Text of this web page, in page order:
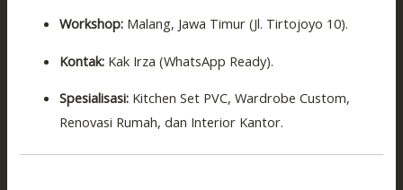
Workshop: Malang, Jawa Timur (Jl. Tirtojoyo 10).
Kontak: Kak Irza (WhatsApp Ready).
Spesialisasi: Kitchen Set PVC, Wardrobe Custom,
Renovasi Rumah, dan Interior Kantor.